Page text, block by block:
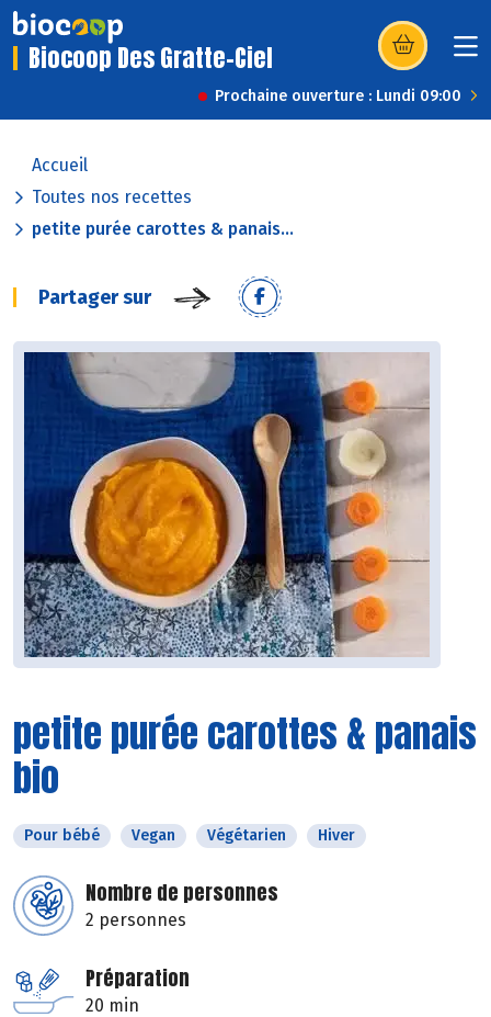
Biocoop Des Gratte-Ciel (s’ouvre dans
Prochaine ouverture : Lundi 09:00
Accueil
Toutes nos recettes
petite purée carottes & panais...
Partager sur
petite purée carottes & panais
bio
Pour bébé Vegan Végétarien Hiver
Nombre de personnes
2 personnes
Préparation
20 min